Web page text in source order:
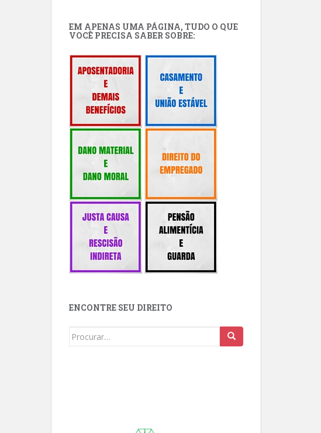
EM APENAS UMA PÁGINA, TUDO O QUE
VOCÊ PRECISA SABER SOBRE:
ENCONTRE SEU DIREITO
Buscar: